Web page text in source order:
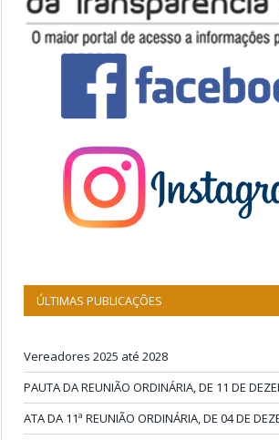
ÚLTIMAS PUBLICAÇÕES
Vereadores 2025 até 2028
PAUTA DA REUNIÃO ORDINÁRIA, DE 11 DE
ATA DA 11ª REUNIÃO ORDINÁRIA, DE 04 DE